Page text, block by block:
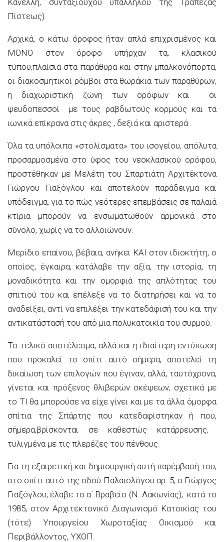
Πίστεως).
Αρχικά, ο κάτω όροφος ήταν απλά επιχρισμένος και
ΜΟΝΟ στον όροφο υπήρχαν τα, κλασικού
τύπου,πλαίσια στα παράθυρα και στην μπαλκονόπορτα,
οι διακοσμητικοί ρόμβοι στα θωράκια των παραθύρων,
η διαχωριστική ζώνη των ορόφων και οι
ψευδοπεσσοί με τους ραβδωτούς κορμούς και τα
ιωνικά επίκρανα στις άκρες , δεξιά και αριστερά .
Όλα τα υπόλοιπα «στολίσματα» του ισογείου, απόλυτα
προσαρμοσμένα στο ύφος του νεοκλασικού ορόφου,
προστέθηκαν με Μελέτη του Σπαρτιάτη Αρχιτέκτονα
Γιώργου
Γιαξόγλου και αποτελούν παράδειγμα και
υπόδειγμα, για το πώς νεότερες επεμβάσεις σε παλαιά
κτίρια μπορούν να ενσωματωθούν αρμονικά στο
σύνολο, χωρίς να το αλλοιώνουν.
Μερίδιο επαίνου, βέβαια, ανήκει ΚΑΙ στον ιδιοκτήτη, ο
οποίος, έγκαιρα, κατάλαβε την αξία, την ιστορία, τη
μοναδικότητα και την ομορφιά της απλότητας του
σπιτιού του και επέλεξε να το διατηρήσει και να το
αναδείξει, αντί να επιλέξει την κατεδάφισή του και την
αντικατάστασή του από μια πολυκατοικία του συρμού
Το τελικό αποτέλεσμα, αλλά και η ιδιαίτερη εντύπωση
που προκαλεί το σπίτι αυτό σήμερα, αποτελεί τη
δικαίωση των επιλογών που έγιναν, αλλά, ταυτόχρονα,
γίνεται και πρόξενος θλιβερών σκέψεων, σχετικά με
το ΤΙ θα μπορούσε να είχε γίνει και με τα άλλα όμορφα
σπίτια της Σπάρτης που κατεδαφίστηκαν ή που,
σήμερα,βρίσκονται σε καθεστώς κατάρρευσης,
τυλιγμένα με τις πλερέζες του πένθους.
Για τη εξαιρετική και δημιουργική αυτή παρέμβασή του,
στο σπίτι αυτό της οδού Παλαιολόγου αρ. 5, ο Γιώργος
Γιαξόγλου, έλαβε το α΄ Βραβείο (Ν. Λακωνίας), κατά το
1985, στον Αρχιτεκτονικό Διαγωνισμό Κατοικίας του
(τότε)
Υπουργείου Χωροταξίας Οικισμού και
Περιβάλλοντος, ΥΧΟΠ.